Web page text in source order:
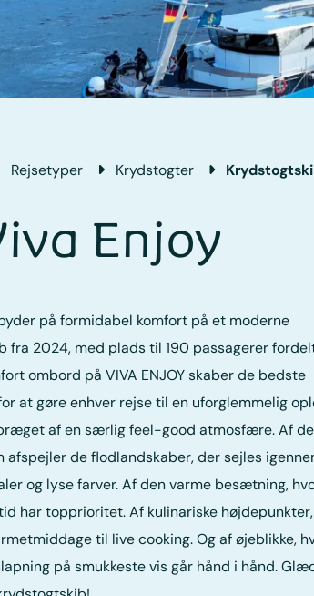
Rejsetyper Krydstogter
Enjoy
byder på formidabel komfort på et moderne
fra 2024, med plads til 190 passagerer
ombord på VIVA ENJOY skaber de bedste
at gøre enhver rejse til en uforglemmelig
af en særlig feel-good atmosfære. Af
afspejler de flodlandskaber, der sejles
og lyse farver. Af den varme besætning,
har topprioritet. Af kulinariske
til live cooking. Og af øjeblikke,
på smukkeste vis går hånd i hånd.